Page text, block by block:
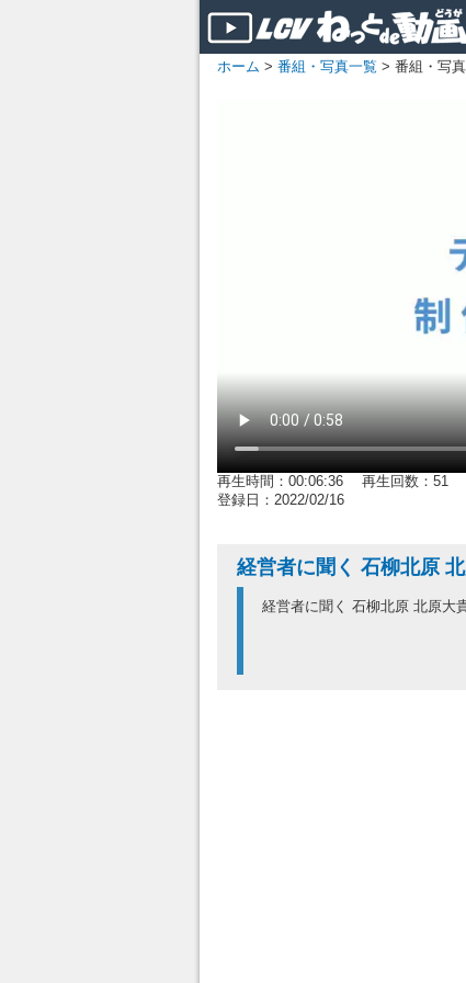
ホーム > 番組・写真一覧 > 番組・写
再生時間：00:06:36 再生回数：51
登録日：2022/02/16
経営者に聞く 石柳北原
経営者に聞く 石柳北原 北原大